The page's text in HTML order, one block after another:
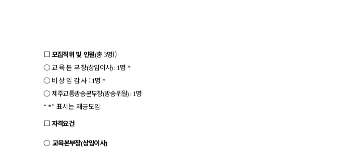
□ 모집직위 및 인원(총 3명))
○교 육 본 부 장(상임이사) : 1명 *
○ 비 상 임 감 사 : 1명 *
○제주교통방송본부장(방송위원) : 1명
“ *” 표시는 재공모임.
□ 자격요건
○ 교육본부장(상임이사)